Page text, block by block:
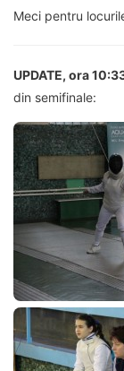
Meci pentru
UPDATE, ora
din semifinale: